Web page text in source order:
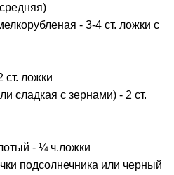
- 3-4 ст. ложки с
ст. ложки
сладкая с зернами) - 2 ст.
- ¼ ч.ложки
подсолнечника или черный